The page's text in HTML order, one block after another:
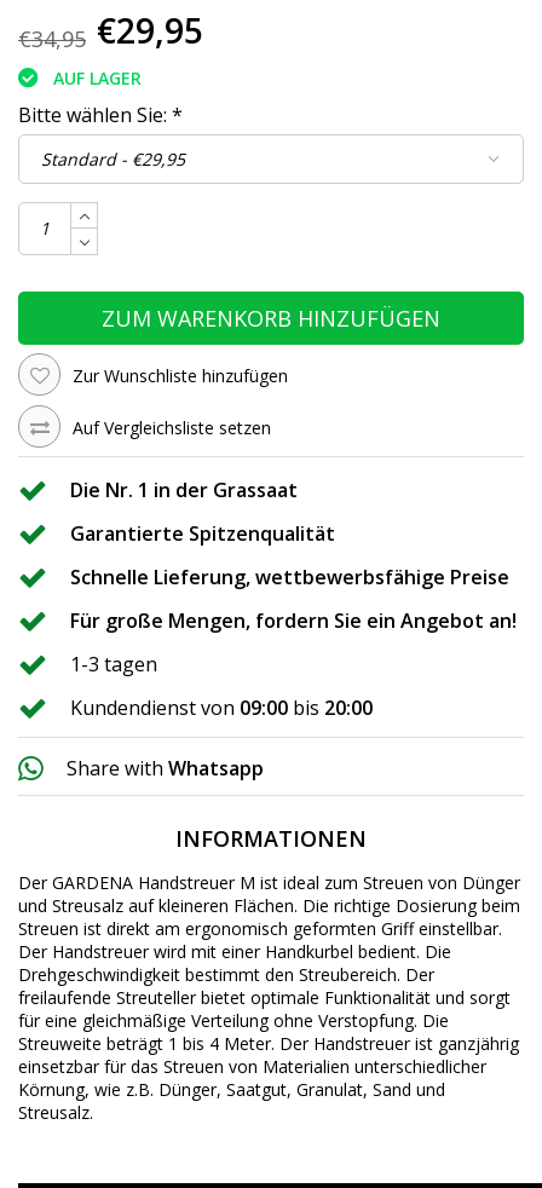
€34,95 €29,95
AUF LAGER
Bitte wählen Sie: *
ZUM WARENKORB HINZUFÜGEN
Zur Wunschliste hinzufügen
Auf Vergleichsliste setzen
Die Nr. 1 in der Grassaat
Garantierte Spitzenqualität
Schnelle Lieferung, wettbewerbsfähige Preise
Für große Mengen, fordern Sie ein Angebot an!
1-3 tagen
Kundendienst von 09:00 bis 20:00
Share with Whatsapp
INFORMATIONEN
Der GARDENA Handstreuer M ist ideal zum Streuen von Dünger
und Streusalz auf kleineren Flächen. Die richtige Dosierung beim
Streuen ist direkt am ergonomisch geformten Griff einstellbar.
Der Handstreuer wird mit einer Handkurbel bedient. Die
Drehgeschwindigkeit bestimmt den Streubereich. Der
freilaufende Streuteller bietet optimale Funktionalität und sorgt
für eine gleichmäßige Verteilung ohne Verstopfung. Die
Streuweite beträgt 1 bis 4 Meter. Der Handstreuer ist ganzjährig
einsetzbar für das Streuen von Materialien unterschiedlicher
Körnung, wie z.B. Dünger, Saatgut, Granulat, Sand und
Streusalz.